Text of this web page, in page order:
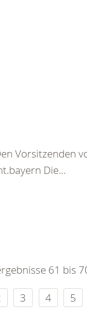
Vorsitzenden
Die...
61 bis
3 4 5